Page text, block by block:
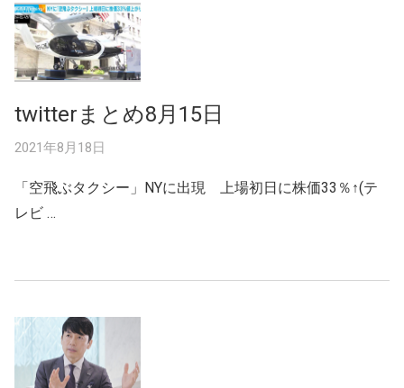
twitterまとめ8月15日
2021年8月18日
「空飛ぶタクシー」NYに出現 上場初日に株価33％↑(テ
レビ …